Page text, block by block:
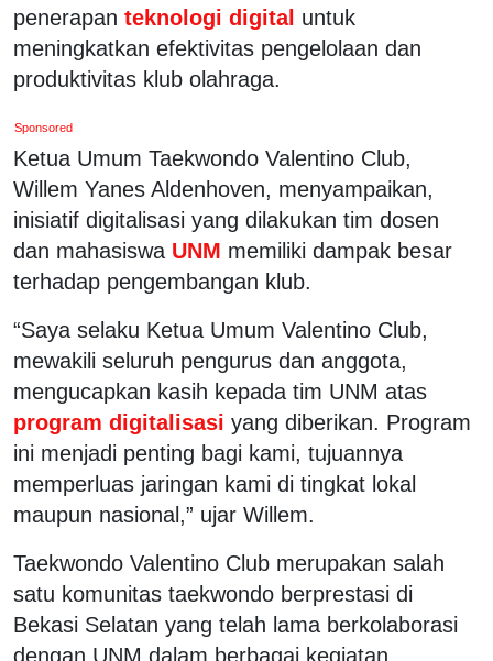
penerapan teknologi digital untuk
meningkatkan efektivitas pengelolaan dan
produktivitas klub olahraga.
Sponsored
Ketua Umum Taekwondo Valentino Club,
Willem Yanes Aldenhoven, menyampaikan,
inisiatif digitalisasi yang dilakukan tim dosen
dan mahasiswa UNM memiliki dampak besar
terhadap pengembangan klub.
“Saya selaku Ketua Umum Valentino Club,
mewakili seluruh pengurus dan anggota,
mengucapkan kasih kepada tim UNM atas
program digitalisasi yang diberikan. Program
ini menjadi penting bagi kami, tujuannya
memperluas jaringan kami di tingkat lokal
maupun nasional,” ujar Willem.
Taekwondo Valentino Club merupakan salah
satu komunitas taekwondo berprestasi di
Bekasi Selatan yang telah lama berkolaborasi
dengan UNM dalam berbagai kegiatan